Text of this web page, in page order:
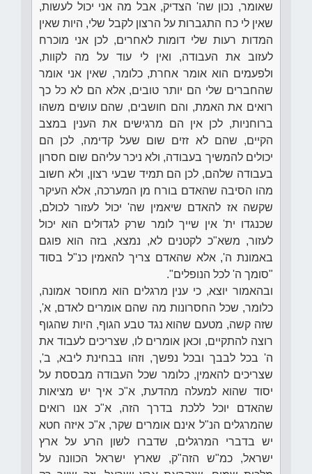
שאומר, נכון שה' הצדיק, אבל מה אני יכול לעשות,
שאין לי כח התגברות על הרצון לקבל שלי, היות שאין
המדות רעות שלי דומות לאחרים, לכן אני מוכרח
לעזוב את העבודה, ואין לי עוד על מה לקוות,
ולפעמים הוא אומר אחרת, כלומר, שאין אני אומר
שהחברים שלי הם יותר טובים, אלא הם לא כל כך
רואים את האמת, והם חושבים, שהם עושים משהו
ברוחניות, לכן אין הם מרגישים את הענין במצב
הקיים, שהם לא זזים שום שעל קדימה, לכן הם
יכולים להמשיך בעבודה, ולא ניכר עליהם שום חסרון
בעבודה שלהם, לכן הם תמיד שבעי רצון, ולא חשוב
מהו הסיבה שהאדם בורח מן המערכה, אלא העיקר
שקשה אז להאדם שיאמין שה' יכול לעזור לכולם,
שכנגדו ית' אין שייך לומר שרק לגדולים הוא יכול
לעזור, משא"כ לקטנים לא, נמצא, בזה הוא פוגם
באמונת ה', אלא שהאדם צריך להאמין כנ"ל בסוד
"סומך ה' לכל הנופלים".
ובהאמור יוצא, כי ענין מרגלים הוא מחוסר אמונה,
כלומר, שכל החסרונות מה שהם אומרים לאדם, א',
שזה קשה, מטעם שהוא נגד טבע הגוף, היות שהגוף
רוצה להתקיים, וכאן אומרים לו, שצריכים לעבוד את
ה' בכל לבבך ובכל נפשך, וזהו בבחינת ליבא, ב',
שצריכים להאמין, כלומר שכל העבודה מבססת על
יסוד שהוא למעלה מהדעת, א"כ איך יש מציאות
שהאדם יוכל ללכת בדרך הזה, א"כ אנו רואים
שהמרגלים הנ"ל אינם אומרים שקר, א"כ איזה חטא
יש בדברי המרגלים, שדברו לשון הרע על ארץ
ישראל, כמ"ש הזה"ק, שארץ ישראל הכוונה על